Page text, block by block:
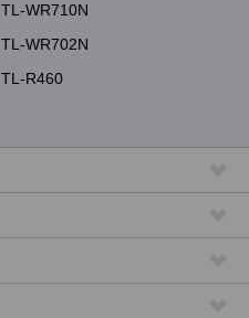
TL-WR710N
TL-WR702N
TL-R460